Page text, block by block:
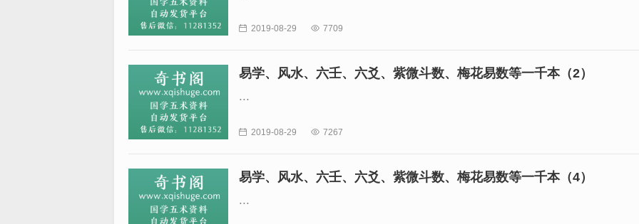
 2019-08-29  7709
易学、风水、六壬、六爻、紫微斗数、梅花易数等一千本（2）
...
 2019-08-29  7267
易学、风水、六壬、六爻、紫微斗数、梅花易数等一千本（4）
...